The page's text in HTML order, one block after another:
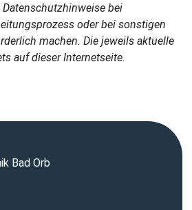
bei
oder bei sonstigen
machen. Die jeweils aktuelle
auf dieser Internetseite.